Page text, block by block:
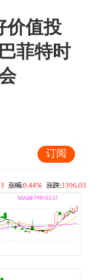
价值投
菲特时
订阅